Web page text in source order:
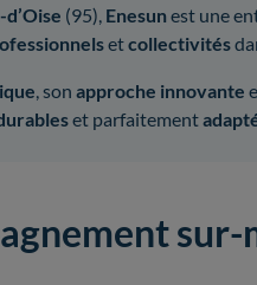
d’Oise (95), Enesun est une
etcollectivités
, son approche innovante
et parfaitement
sur-